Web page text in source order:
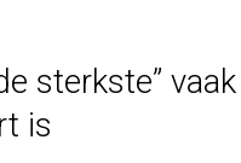
sterkste”
is